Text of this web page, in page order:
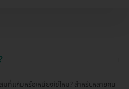
มที่แก้มหรือเหนียงใช่ไหม? สำหรับหลายคน